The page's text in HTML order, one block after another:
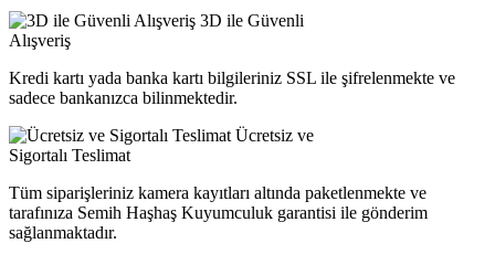
3D ile Güvenli
Alışveriş
Kredi kartı yada banka kartı bilgileriniz SSL ile şifrelenmekte ve
sadece bankanızca bilinmektedir.
Ücretsiz ve
Sigortalı Teslimat
Tüm siparişleriniz kamera kayıtları altında paketlenmekte ve
tarafınıza Semih Haşhaş Kuyumculuk garantisi ile gönderim
sağlanmaktadır.